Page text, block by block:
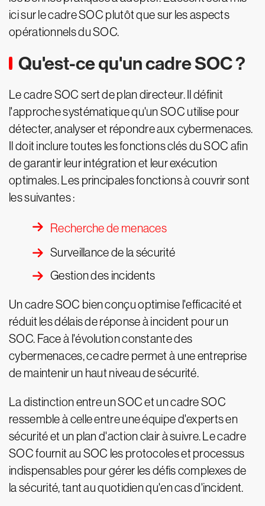
ici sur le cadre SOC plutôt que sur les aspects
opérationnels du SOC.
Qu'est-ce qu'un cadre SOC ?
Le cadre SOC sert de plan directeur. Il définit
l'approche systématique qu'un SOC utilise pour
détecter, analyser et répondre aux cybermenaces.
Il doit inclure toutes les fonctions clés du SOC afin
de garantir leur intégration et leur exécution
optimales. Les principales fonctions à couvrir sont
les suivantes :
Recherche de menaces
Surveillance de la sécurité
Gestion des incidents
Un cadre SOC bien conçu optimise l'efficacité et
réduit les délais de réponse à incident pour un
SOC. Face à l'évolution constante des
cybermenaces, ce cadre permet à une entreprise
de maintenir un haut niveau de sécurité.
La distinction entre un SOC et un cadre SOC
ressemble à celle entre une équipe d'experts en
sécurité et un plan d'action clair à suivre. Le cadre
SOC fournit au SOC les protocoles et processus
indispensables pour gérer les défis complexes de
la sécurité, tant au quotidien qu'en cas d'incident.